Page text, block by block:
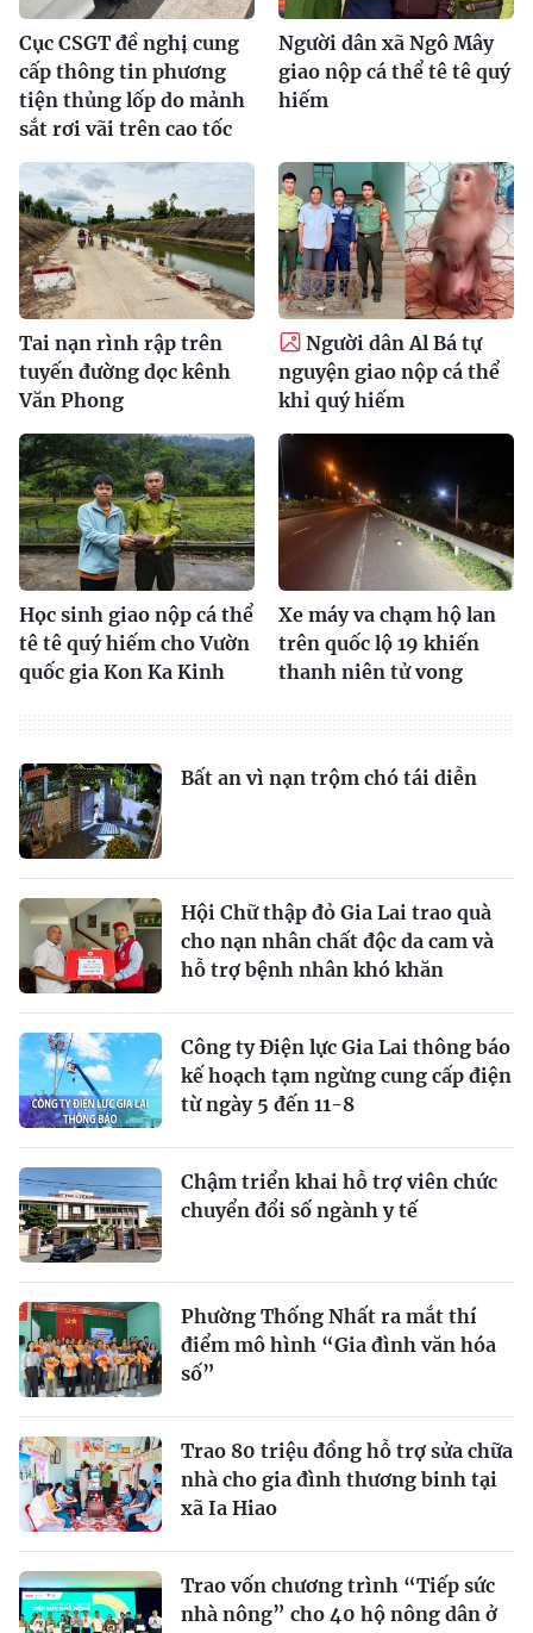
Cục CSGT đề nghị cung
cấp thông tin phương
tiện thủng lốp do mảnh
sắt rơi vãi trên cao tốc
Người dân xã Ngô Mây
giao nộp cá thể tê tê quý
hiếm
Tai nạn rình rập trên
tuyến đường dọc kênh
Văn Phong
Người dân Al Bá tự
nguyện giao nộp cá thể
khỉ quý hiếm
Học sinh giao nộp cá thể
tê tê quý hiếm cho Vườn
quốc gia Kon Ka Kinh
Xe máy va chạm hộ lan
trên quốc lộ 19 khiến
thanh niên tử vong
Bất an vì nạn trộm chó tái diễn
Hội Chữ thập đỏ Gia Lai trao quà
cho nạn nhân chất độc da cam và
hỗ trợ bệnh nhân khó khăn
Công ty Điện lực Gia Lai thông báo
kế hoạch tạm ngừng cung cấp điện
từ ngày 5 đến 11-8
Chậm triển khai hỗ trợ viên chức
chuyển đổi số ngành y tế
Phường Thống Nhất ra mắt thí
điểm mô hình “Gia đình văn hóa
số”
Trao 80 triệu đồng hỗ trợ sửa chữa
nhà cho gia đình thương binh tại
xã Ia Hiao
Trao vốn chương trình “Tiếp sức
nhà nông” cho 40 hộ nông dân ở